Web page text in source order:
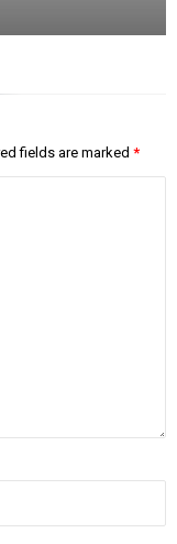
fields are marked *